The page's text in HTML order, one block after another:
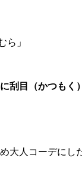
ら」
刮目（かつもく
大人コーデにし